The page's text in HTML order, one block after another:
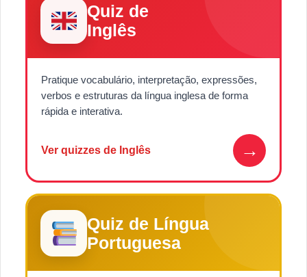
Quiz de
Inglês
Pratique vocabulário, interpretação, expressões,
verbos e estruturas da língua inglesa de forma
rápida e interativa.
Ver quizzes de Inglês →
Quiz de Língua
Portuguesa